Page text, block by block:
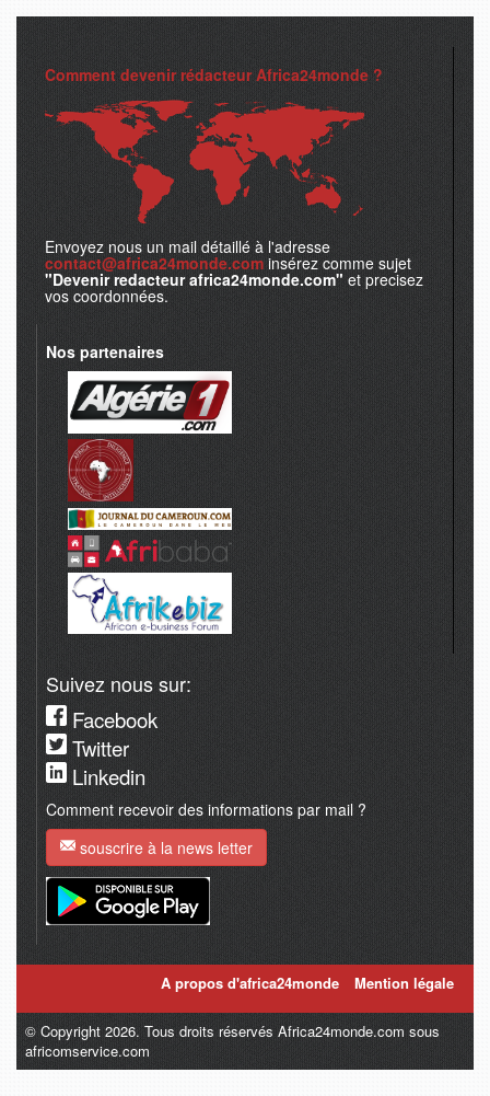
Comment devenir rédacteur Africa24monde ?
Envoyez nous un mail détaillé à l'adresse
contact@africa24monde.com insérez comme sujet
"Devenir redacteur africa24monde.com" et precisez
vos coordonnées.
Nos partenaires
Suivez nous sur:
Facebook
Twitter
Linkedin
Comment recevoir des informations par mail ?
souscrire à la news letter
A propos d'africa24monde Mention légale
© Copyright 2026. Tous droits réservés Africa24monde.com sous
africomservice.com